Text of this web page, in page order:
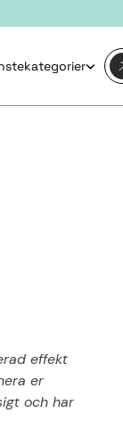
effekt
er
och har